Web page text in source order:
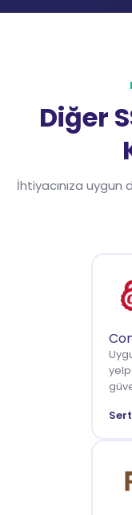
Diğer
İhtiyacınıza uygun